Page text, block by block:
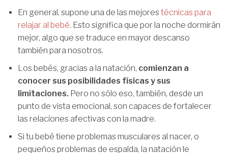
En general, supone una de las mejores técnicas para
relajar al bebé. Esto significa que por la noche dormirán
mejor, algo que se traduce en mayor descanso
también para nosotros.
Los bebés, gracias a la natación, comienzan a
conocer sus posibilidades físicas y sus
limitaciones. Pero no sólo eso, también, desde un
punto de vista emocional, son capaces de fortalecer
las relaciones afectivas con la madre.
Si tu bebé tiene problemas musculares al nacer, o
pequeños problemas de espalda, la natación le